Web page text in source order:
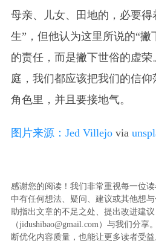
母亲、儿女、田地的，必要得
生”，但他认为这里所说的“撇
的责任，而是撇下世俗的虚
庭，我们都应该把我们的信
角色里，并且要接地气。
图片来源： Jed Villejovia
感谢您的阅读！我们非常重视每一位
中有任何想法、疑问、建议或其他想
助指出文章的不足之处、提出改进建
（jidushibao@gmail.com）与我们分
断优化内容质量，也能让更多读者受